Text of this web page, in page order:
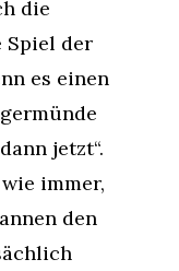
die
Spiel der
es einen
jetzt“.
immer,
den